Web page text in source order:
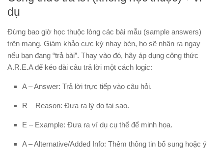
dụ
Đừng bao giờ học thuộc lòng các bài mẫu (sample answers)
trên mạng. Giám khảo cực kỳ nhạy bén, họ sẽ nhận ra ngay
nếu bạn đang “trả bài”. Thay vào đó, hãy áp dụng công thức
A.R.E.Ađể kéo dài câu trả lời một cách logic:
A – Answer: Trả lời trực tiếp vào câu hỏi.
R – Reason: Đưa ra lý do tại sao.
E – Example: Đưa ra ví dụ cụ thể để minh họa.
A – Alternative/Added Info: Thêm thông tin bổ sung hoặc ý